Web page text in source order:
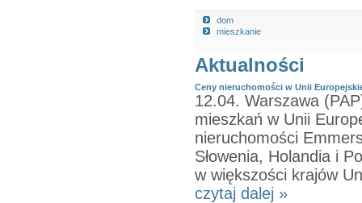
dom
mieszkanie
Aktualności
Ceny nieruchomości w Unii
12.04. Warszawa
mieszkań w Unii
nieruchomości
Słowenia, Holandia i
w większości krajów
czytaj dalej »